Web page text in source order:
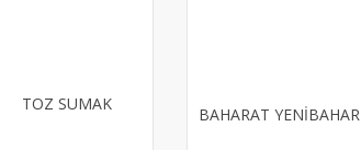
TOZ SUMAK
BAHARAT YENİBAHAR